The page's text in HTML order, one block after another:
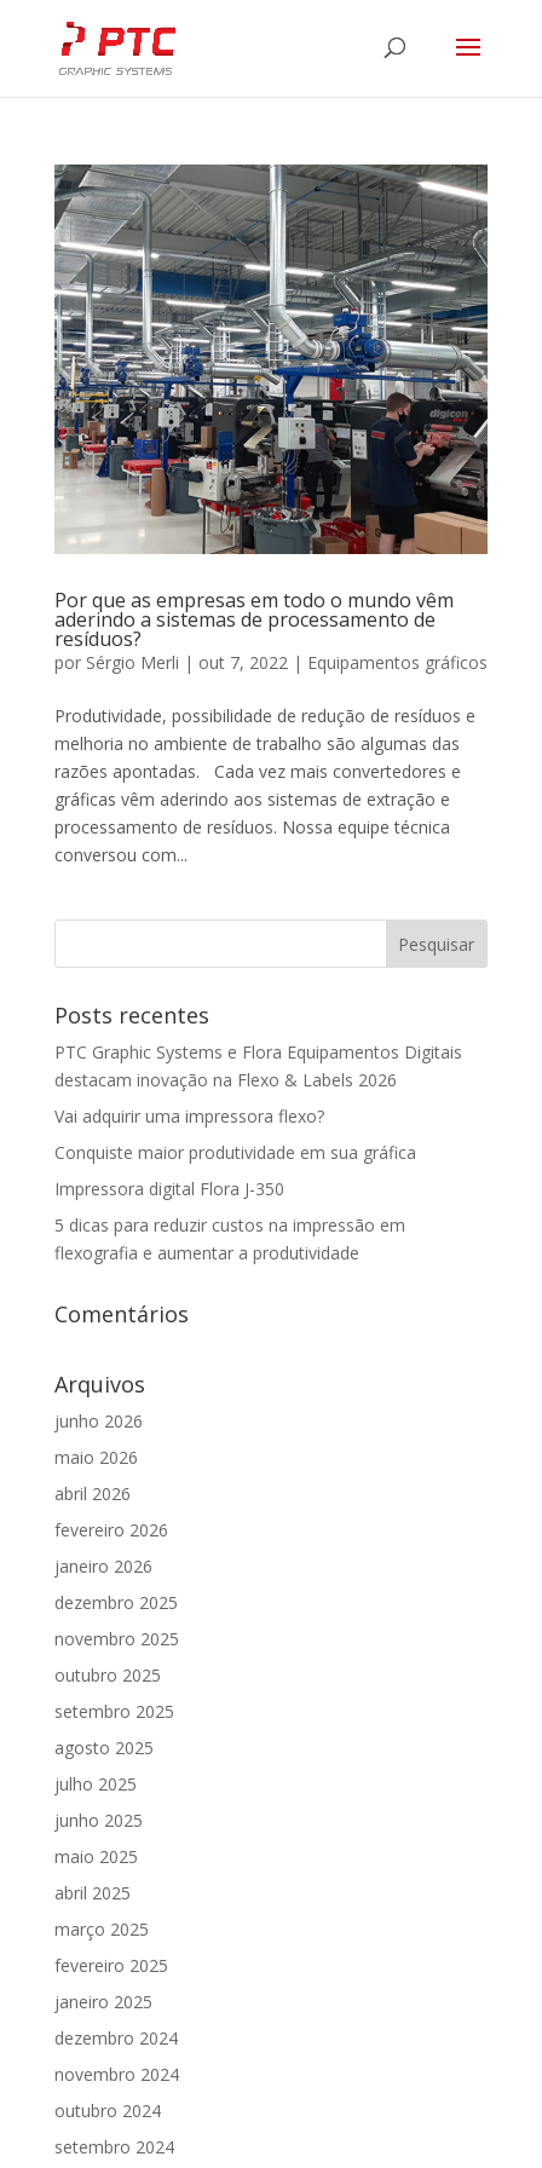
Por que as empresas em todo o mundo vêm
aderindo a sistemas de processamento de
resíduos?
por Sérgio Merli | out 7, 2022| Equipamentos gráficos
Produtividade, possibilidade de redução de resíduos e
melhoria no ambiente de trabalho são algumas das
razões apontadas. Cada vez mais convertedores e
gráficas vêm aderindo aos sistemas de extração e
processamento de resíduos. Nossa equipe técnica
conversou com...
Posts recentes
PTC Graphic Systems e Flora Equipamentos Digitais
destacam inovação na Flexo & Labels 2026
Vai adquirir uma impressora flexo?
Conquiste maior produtividade em sua gráfica
Impressora digital Flora J-350
5 dicas para reduzir custos na impressão em
flexografia e aumentar a produtividade
Comentários
Arquivos
junho 2026
maio 2026
abril 2026
fevereiro 2026
janeiro 2026
dezembro 2025
novembro 2025
outubro 2025
setembro 2025
agosto 2025
julho 2025
junho 2025
maio 2025
abril 2025
março 2025
fevereiro 2025
janeiro 2025
dezembro 2024
novembro 2024
outubro 2024
setembro 2024